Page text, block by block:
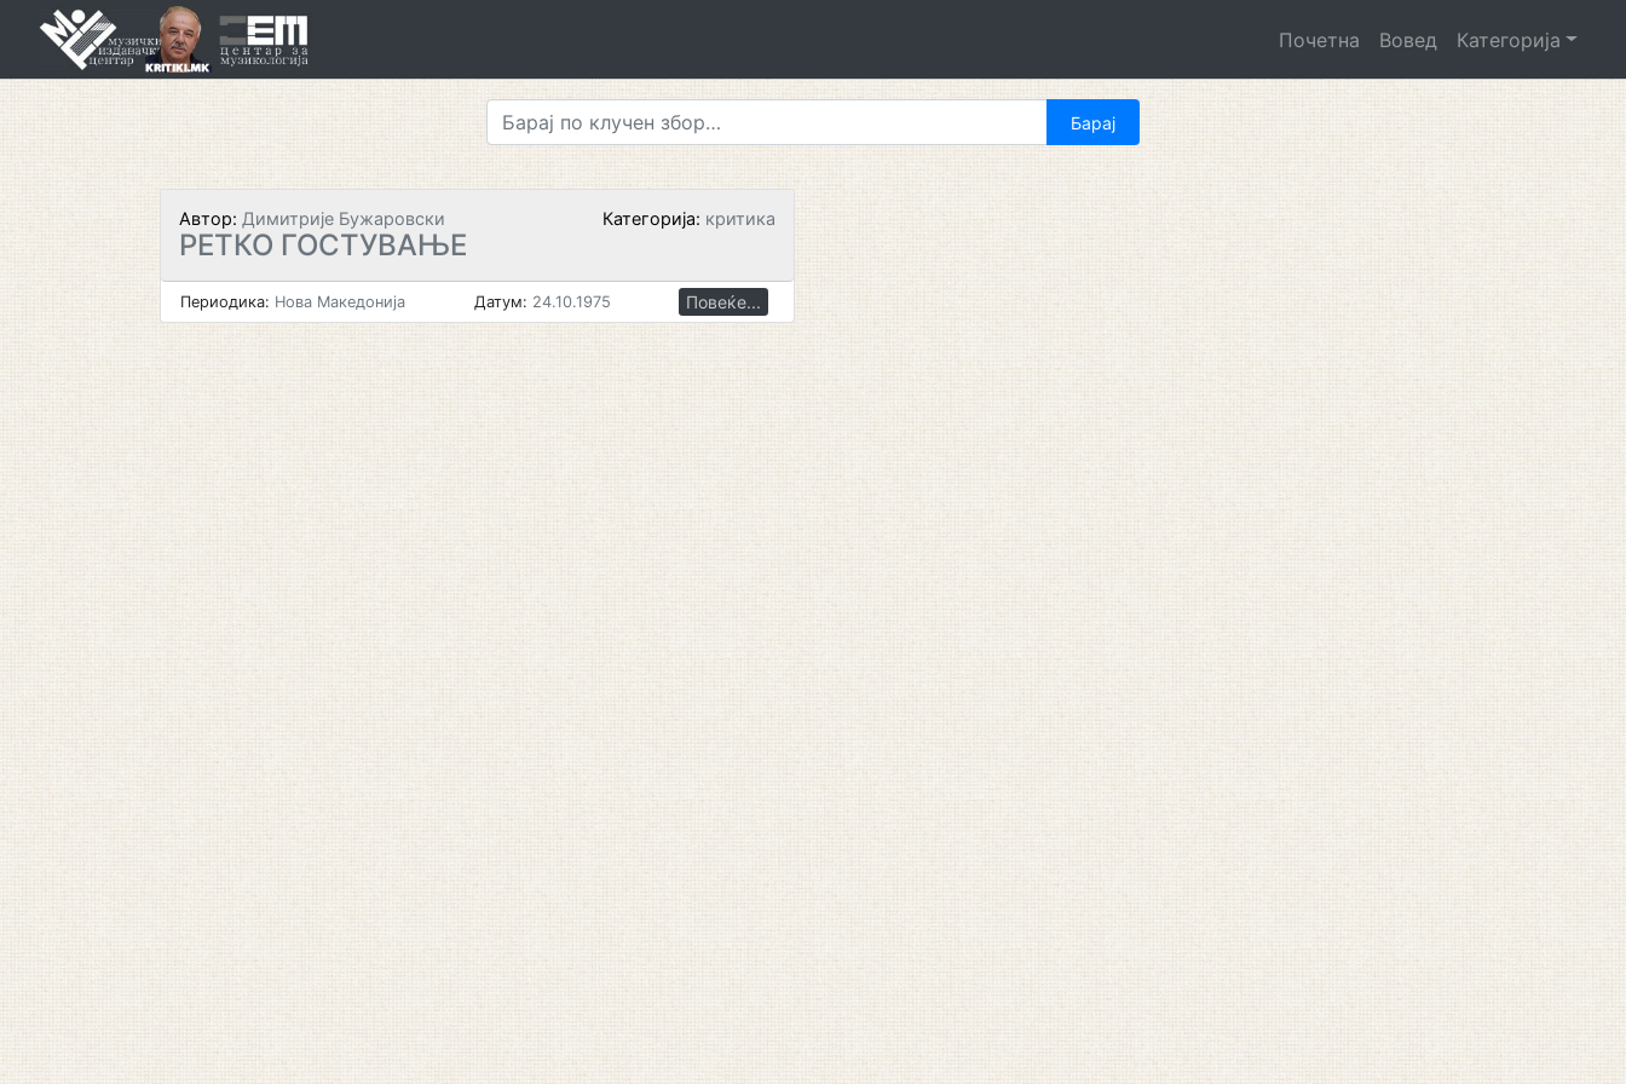
Почетна Вовед Категорија
Автор: Димитрије Бужаровски Категорија: критика
РЕТКО ГОСТУВАЊЕ
Периодика: Нова Македонија Датум: 24.10.1975 Повеќе...